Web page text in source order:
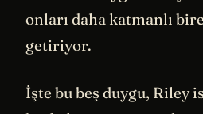
onları daha katmanlı
getiriyor.
İşte bu beş duygu, Riley